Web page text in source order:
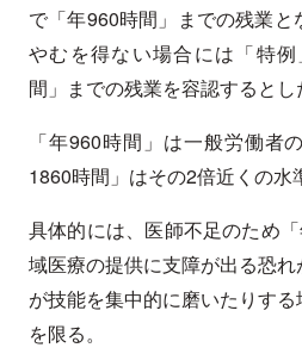
で「年960時間」までの残業と
やむを得ない場合には「特
間」までの残業を容認するとし
「年960時間」は一般労働者
1860時間」はその2倍近くの水
具体的には、医師不足のため
域医療の提供に支障が出る恐
が技能を集中的に磨いたりす
を限る。